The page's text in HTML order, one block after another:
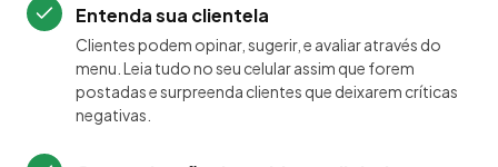
Entenda sua clientela
Clientes podem opinar, sugerir, e avaliar através do
menu. Leia tudo no seu celular assim que forem
postadas e surpreenda clientes que deixarem críticas
negativas.